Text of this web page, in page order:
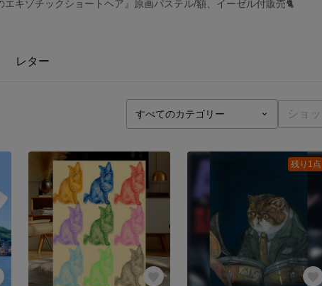
エキゾチックショートヘア』原画パステル/額、イーゼル付販売🐈
レター
残り1点